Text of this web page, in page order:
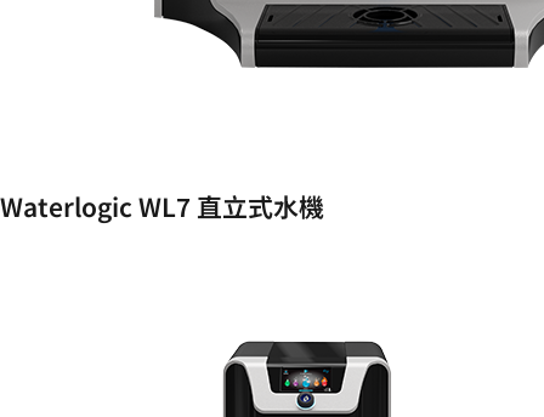
Waterlogic WL7 直立式水機